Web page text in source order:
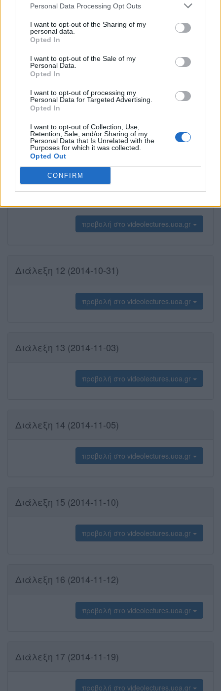
Personal Data Processing Opt Outs
I want to opt-out of the Sharing of my
personal data.
Opted In
I want to opt-out of the Sale of my
Personal Data.
Opted In
I want to opt-out of processing my
Personal Data for Targeted Advertising.
Opted In
I want to opt-out of Collection, Use,
Retention, Sale, and/or Sharing of my
Personal Data that Is Unrelated with the
Purposes for which it was collected.
Opted Out
CONFIRM
Διάλεξη 09 (2014-10-24)
προβολή στο videolectures.uoa.gr
Διάλεξη 10 (2014-10-27)
προβολή στο videolectures.uoa.gr
Διάλεξη 11 (2014-10-29)
προβολή στο videolectures.uoa.gr
Διάλεξη 12 (2014-10-31)
προβολή στο videolectures.uoa.gr
Διάλεξη 13 (2014-11-03)
προβολή στο videolectures.uoa.gr
Διάλεξη 14 (2014-11-05)
προβολή στο videolectures.uoa.gr
Διάλεξη 15 (2014-11-10)
προβολή στο videolectures.uoa.gr
Διάλεξη 16 (2014-11-12)
προβολή στο videolectures.uoa.gr
Διάλεξη 17 (2014-11-19)
προβολή στο videolectures.uoa.gr